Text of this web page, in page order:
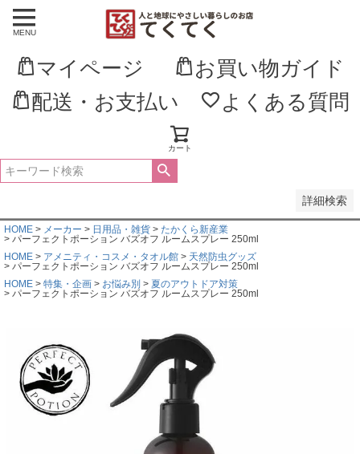
MENU
マイページ
お買い物ガイド
配送・お支払い
よくある質問
カート
詳細検索
新着順
登録順
価格が高い順
優先度順
HOME メーカー 日用品・雑貨
たかくら新産業
パーフェクトポーション バズオフ ルームスプレー 250ml
HOME
アメニティ・コスメ・タオル館
天然防虫グッズ
パーフェクトポーション バズオフ ルームスプレー 250ml
HOME
特集・企画 お悩み別
夏のアウトドア対策
パーフェクトポーション バズオフ ルームスプレー 250ml